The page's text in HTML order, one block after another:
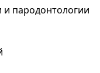
пародонтологии